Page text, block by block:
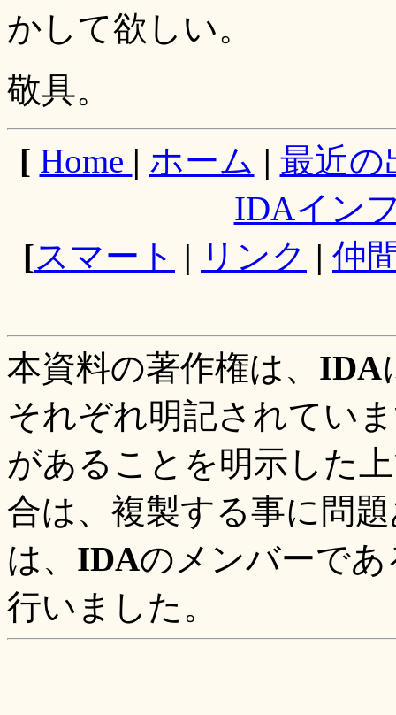
かして欲しい。
敬具。
[ Home | ホーム | 最近の
IDAイン
[スマート | リンク | 仲
本資料の著作権は、 IDA
それぞれ明記されてい
があることを明示した
合は、複製する事に問
は、 IDAのメンバーで
行いました。